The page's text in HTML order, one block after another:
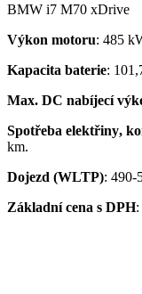
BMW i7 M70 xDrive
Výkon motoru: 485
Kapacita baterie:
Max. DC nabíjecí vý
Spotřeba elektřiny,
km.
Dojezd (WLTP): 490-
Základní cena s DPH: